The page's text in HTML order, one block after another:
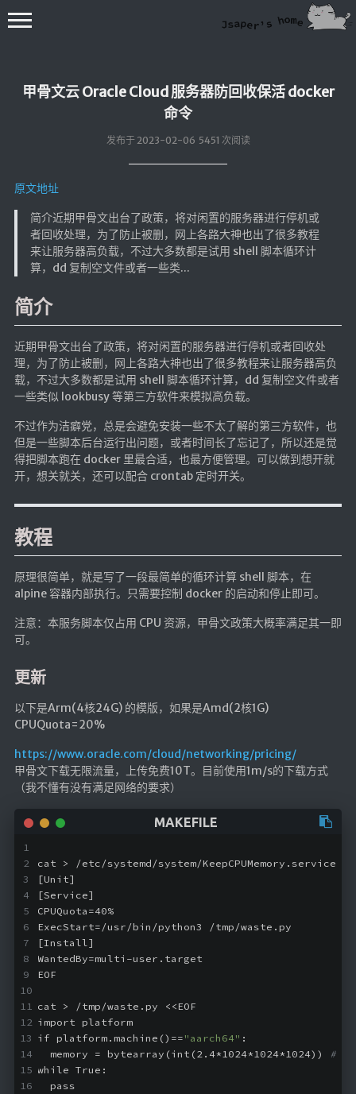
甲骨文云 Oracle Cloud 服务器防回收保活 docker
命令
发布于 2023-02-06 5451 次阅读
原文地址
简介近期甲骨文出台了政策，将对闲置的服务器进行停机或
者回收处理，为了防止被删，网上各路大神也出了很多教程
来让服务器高负载，不过大多数都是试用 shell 脚本循环计
算，dd 复制空文件或者一些类...
简介
近期甲骨文出台了政策，将对闲置的服务器进行停机或者回收处
理，为了防止被删，网上各路大神也出了很多教程来让服务器高负
载，不过大多数都是试用 shell 脚本循环计算，dd 复制空文件或者
一些类似 lookbusy 等第三方软件来模拟高负载。
不过作为洁癖党，总是会避免安装一些不太了解的第三方软件，也
但是一些脚本后台运行出问题，或者时间长了忘记了，所以还是觉
得把脚本跑在 docker 里最合适，也最方便管理。可以做到想开就
开，想关就关，还可以配合 crontab 定时开关。
教程
原理很简单，就是写了一段最简单的循环计算 shell 脚本，在
alpine 容器内部执行。只需要控制 docker 的启动和停止即可。
注意：本服务脚本仅占用 CPU 资源，甲骨文政策大概率满足其一即
可。
更新
以下是Arm(4核24G) 的模版，如果是Amd(2核1G)
CPUQuota=20%
https://www.oracle.com/cloud/networking/pricing/
甲骨文下载无限流量，上传免费10T。目前使用1m/s的下载方式
（我不懂有没有满足网络的要求）
cat > /etc/systemd/system/KeepCPUMemory.service
[Unit]
[Service]
CPUQuota=40%
ExecStart=/usr/bin/python3 /tmp/waste.py
[Install]
WantedBy=multi-user.target
EOF
cat > /tmp/waste.py <<EOF
import platform
if platform.machine()=="aarch64" :
  memory = bytearray(int(2.4*1024*1024*1024))
#
while True:
  pass
bing壁纸
🔥排行榜
导航站
鱼塘热榜
航拍全景
暗网导航
简易代理
网页代理
网页代理备用
Google访问助手
影视导航
影视无广告
在线影视 备用2
英美日韩剧
在线影视新增
导航站
视频教程
📺在线电视
视频解析
盒子软件
软件接口
🎵音乐播放
器